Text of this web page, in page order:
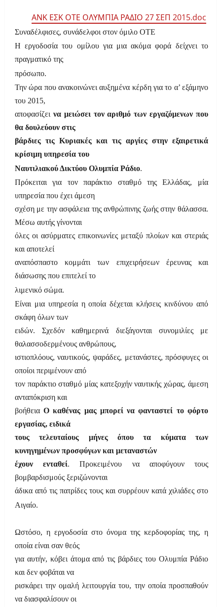
ΑΝΚ ΕΣΚ ΟΤΕ ΟΛΥΜΠΙΑ ΡΑΔΙΟ 27 ΣΕΠ 2015.doc
Συναδέλφισες, συνάδελφοι στον όμιλο ΟΤΕ
Η εργοδοσία του ομίλου για μια ακόμα φορά δείχνει το
πραγματικό της
πρόσωπο.
Την ώρα που ανακοινώνει αυξημένα κέρδη για το α’ εξάμηνο
του 2015,
αποφασίζει να μειώσει τον αριθμό των εργαζόμενων που
θα δουλεύουν στις
βάρδιες τις Κυριακές και τις αργίες στην εξαιρετικά
κρίσιμη υπηρεσία του
Ναυτιλιακού Δικτύου Ολυμπία Ράδιο.
Πρόκειται για τον παράκτιο σταθμό της Ελλάδας, μία
υπηρεσία που έχει άμεση
σχέση με την ασφάλεια της ανθρώπινης ζωής στην θάλασσα.
Μέσω αυτής γίνονται
όλες οι ασύρματες επικοινωνίες μεταξύ πλοίων και στεριάς
και αποτελεί
αναπόσπαστο κομμάτι των επιχειρήσεων έρευνας και
διάσωσης που επιτελεί το
λιμενικό σώμα.
Είναι μια υπηρεσία η οποία δέχεται κλήσεις κινδύνου από
σκάφη όλων των
ειδών. Σχεδόν καθημερινά διεξάγονται συνομιλίες με
θαλασσοδερμένους ανθρώπους,
ιστιοπλόους, ναυτικούς, ψαράδες, μετανάστες, πρόσφυγες οι
οποίοι περιμένουν από
τον παράκτιο σταθμό μίας κατεξοχήν ναυτικής χώρας, άμεση
ανταπόκριση και
βοήθειαΟ καθένας μας μπορεί να φανταστεί το φόρτο
εργασίας, ειδικά
τους τελευταίους μήνες όπου τα κύματα των
κυνηγημένων προσφύγων και μεταναστών
έχουν ενταθεί. Προκειμένου να αποφύγουν τους
βομβαρδισμούς ξεριζώνονται
άδικα από τις πατρίδες τους και συρρέουν κατά χιλιάδες στο
Αιγαίο.
Ωστόσο, η εργοδοσία στο όνομα της κερδοφορίας της, η
οποία είναι σαν θεός
για αυτήν, κόβει άτομα από τις βάρδιες του Ολυμπία Ράδιο
και δεν φοβάται να
ρισκάρει την ομαλή λειτουργία του, την οποία προσπαθούν
να διασφαλίσουν οι